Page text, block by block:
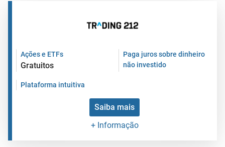
Ações e ETFs
Gratuitos
Paga juros sobre dinheiro
não investido
Plataforma intuitiva
Saiba mais
+ Informação